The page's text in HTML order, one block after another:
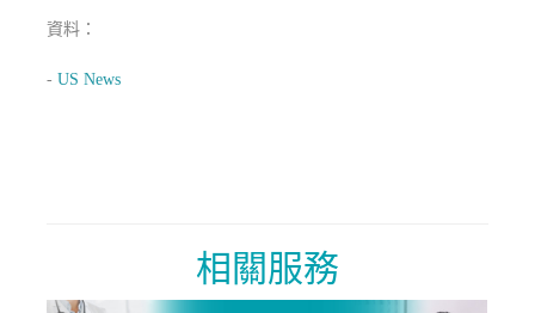
資料：
-US News
相關服務